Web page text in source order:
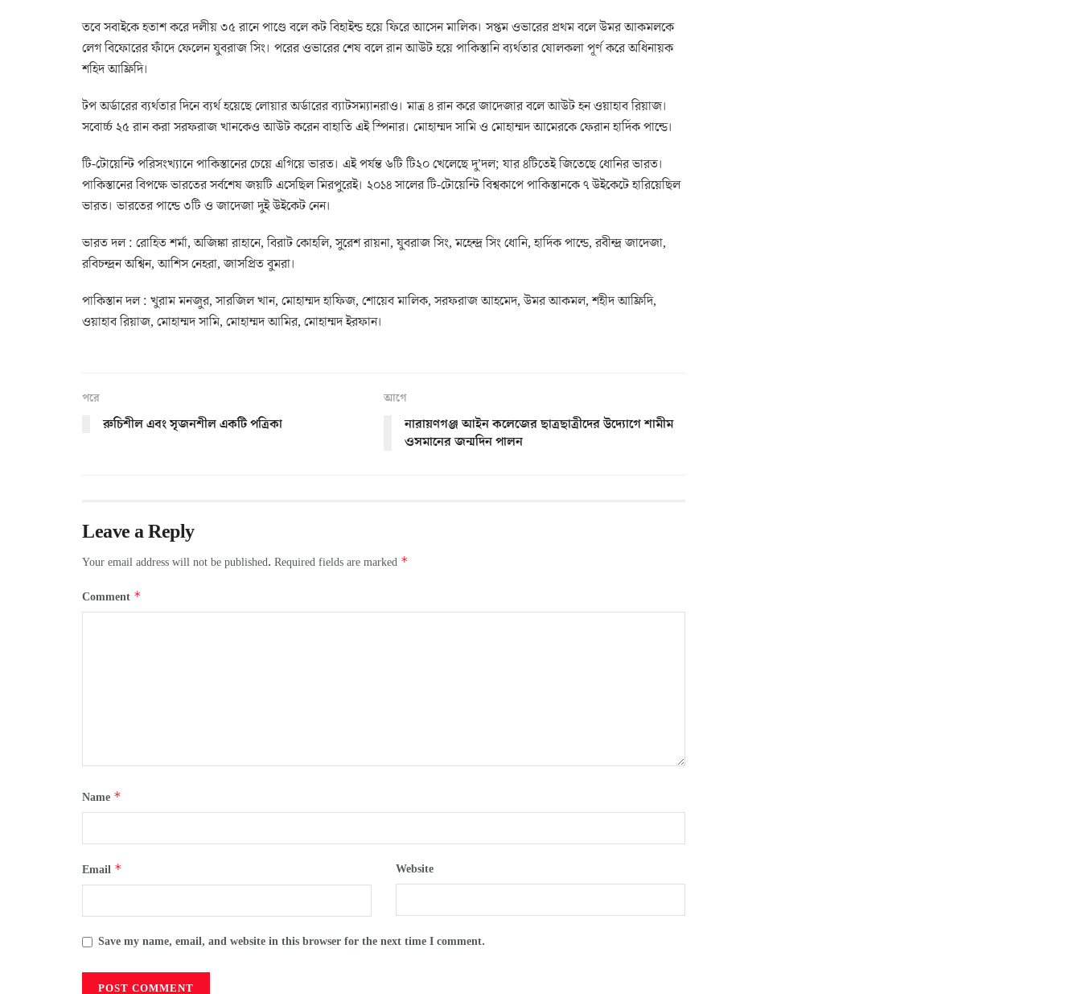
তবে সবাইকে হতাশ করে দলীয় ৩৫ রানে পাণ্ডে বলে কট বিহাইন্ড হয়ে ফিরে আসেন মালিক। সপ্তম ওভারের প্রথম বলে উমর আকমলকে
লেগ বিফোরের ফাঁদে ফেলেন যুবরাজ সিং। পরের ওভারের শেষ বলে রান আউট হয়ে পাকিস্তানি ব্যর্থতার ষোলকলা পূর্ণ করে অধিনায়ক
শহিদ আফ্রিদি।
টপ অর্ডারের ব্যর্থতার দিনে ব্যর্থ হয়েছে লোয়ার অর্ডারের ব্যাটসম্যানরাও। মাত্র ৪ রান করে জাদেজার বলে আউট হন ওয়াহাব রিয়াজ।
সবোর্চ্চ ২৫ রান করা সরফরাজ খানকেও আউট করেন বাহাতি এই স্পিনার। মোহাম্মদ সামি ও মোহাম্মদ আমেরকে ফেরান হার্দিক পান্ডে।
টি-টোয়েন্টি পরিসংখ্যানে পাকিস্তানের চেয়ে এগিয়ে ভারত। এই পর্যন্ত ৬টি টি২০ খেলেছে দু’দল; যার ৪টিতেই জিতেছে ধোনির ভারত।
পাকিস্তানের বিপক্ষে ভারতের সর্বশেষ জয়টি এসেছিল মিরপুরেই। ২০১৪ সালের টি-টোয়েন্টি বিশ্বকাপে পাকিস্তানকে ৭ উইকেটে হারিয়েছিল
ভারত। ভারতের পান্ডে ৩টি ও জাদেজা দুই উইকেট নেন।
ভারত দল : রোহিত শর্মা, অজিঙ্কা রাহানে, বিরাট কোহলি, সুরেশ রায়না, যুবরাজ সিং, মহেন্দ্র সিং ধোনি, হার্দিক পান্ডে, রবীন্দ্র জাদেজা,
রবিচন্দ্রন অশ্বিন, আশিস নেহরা, জাসপ্রিত বুমরা।
পাকিস্তান দল : খুরাম মনজুর, সারজিল খান, মোহাম্মদ হাফিজ, শোয়েব মালিক, সরফরাজ আহমেদ, উমর আকমল, শহীদ আফ্রিদি,
ওয়াহাব রিয়াজ, মোহাম্মদ সামি, মোহাম্মদ আমির, মোহাম্মদ ইরফান।
পরে
রুচিশীল এবং সৃজনশীল একটি পত্রিকা
আগে
নারায়ণগঞ্জ আইন কলেজের ছাত্রছাত্রীদের উদ্যোগে শামীম
ওসমানের জন্মদিন পালন
Leave a Reply
Your email address will not be published. Required fields are marked *
Comment *
Name *
Email * Website
Save my name, email, and website in this browser for the next time I comment.